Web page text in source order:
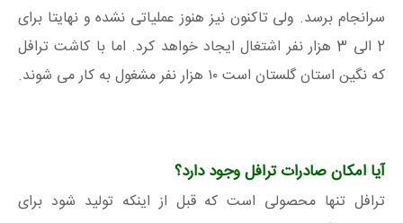
سرانجام برسد. ولی تاکنون نیز هنوز عملیاتی نشده و نهایتا برای
2 الی 3 هزار نفر اشتغال ایجاد خواهد کرد. اما با کاشت ترافل
که نگین استان گلستان است ۱۰ هزار نفر مشغول به کار می شوند.
آیا امکان صادرات ترافل وجود دارد؟
ترافل تنها محصولی است که قبل از اینکه تولید شود برای